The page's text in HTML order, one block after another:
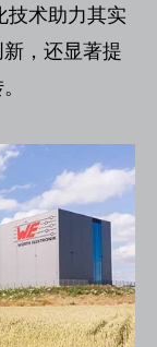
技术助力其实
，还显著提